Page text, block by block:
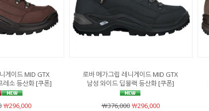
게이드 MID GTX
레소 등산화 [쿠폰]
￦296,000
로바 메가그립 레니게이드 MID GTX
남성 와이드 딥블랙 등산화 [쿠폰]
￦376,000￦296,000